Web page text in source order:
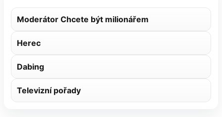
Moderátor Chcete být milionářem
Herec
Dabing
Televizní pořady